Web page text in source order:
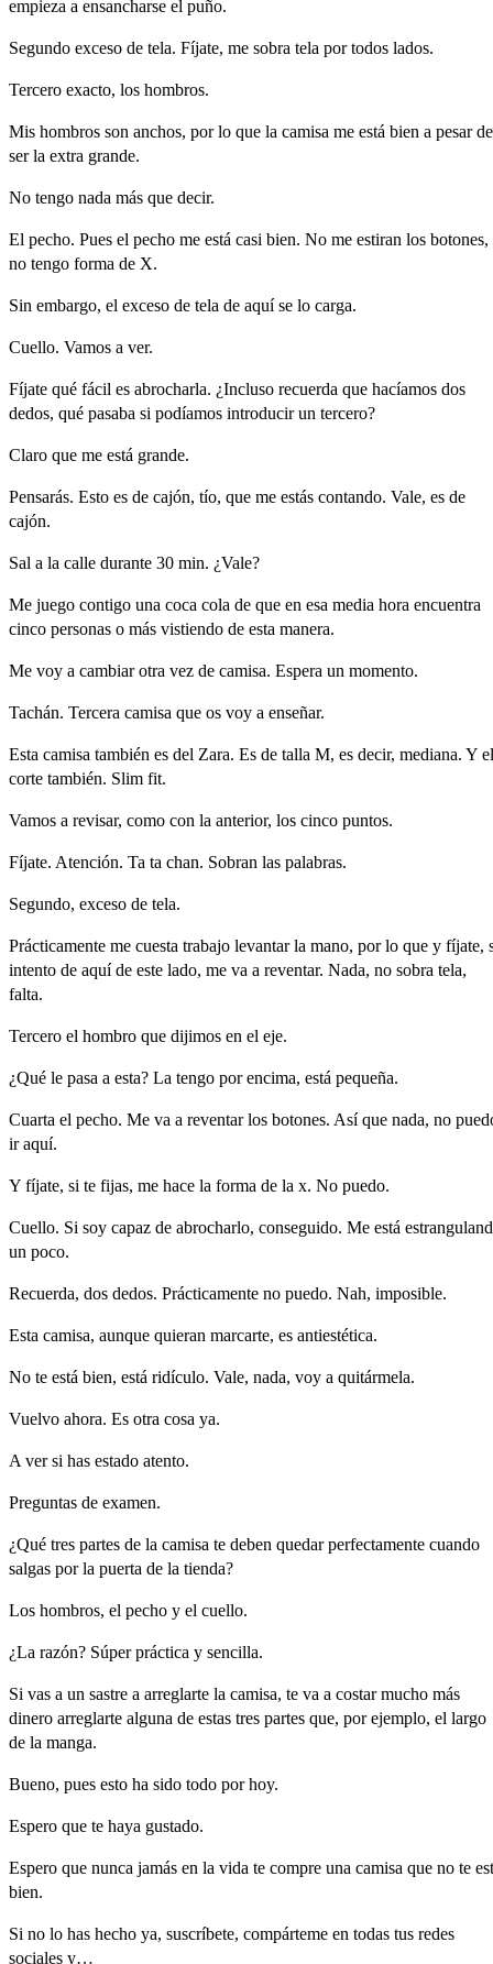
empieza a ensancharse el puño.
Segundo exceso de tela. Fíjate, me sobra tela por todos lados.
Tercero exacto, los hombros.
Mis hombros son anchos, por lo que la camisa me está bien a pesar de
ser la extra grande.
No tengo nada más que decir.
El pecho. Pues el pecho me está casi bien. No me estiran los botones,
no tengo forma de X.
Sin embargo, el exceso de tela de aquí se lo carga.
Cuello. Vamos a ver.
Fíjate qué fácil es abrocharla. ¿Incluso recuerda que hacíamos dos
dedos, qué pasaba si podíamos introducir un tercero?
Claro que me está grande.
Pensarás. Esto es de cajón, tío, que me estás contando. Vale, es de
cajón.
Sal a la calle durante 30 min. ¿Vale?
Me juego contigo una coca cola de que en esa media hora encuentra
cinco personas o más vistiendo de esta manera.
Me voy a cambiar otra vez de camisa. Espera un momento.
Tachán. Tercera camisa que os voy a enseñar.
Esta camisa también es del Zara. Es de talla M, es decir, mediana. Y el
corte también. Slim fit.
Vamos a revisar, como con la anterior, los cinco puntos.
Fíjate. Atención. Ta ta chan. Sobran las palabras.
Segundo, exceso de tela.
Prácticamente me cuesta trabajo levantar la mano, por lo que y fíjate,
intento de aquí de este lado, me va a reventar. Nada, no sobra tela,
falta.
Tercero el hombro que dijimos en el eje.
¿Qué le pasa a esta? La tengo por encima, está pequeña.
Cuarta el pecho. Me va a reventar los botones. Así que nada, no
ir aquí.
Y fíjate, si te fijas, me hace la forma de la x. No puedo.
Cuello. Si soy capaz de abrocharlo, conseguido. Me está
un poco.
Recuerda, dos dedos. Prácticamente no puedo. Nah, imposible.
Esta camisa, aunque quieran marcarte, es antiestética.
No te está bien, está ridículo. Vale, nada, voy a quitármela.
Vuelvo ahora. Es otra cosa ya.
A ver si has estado atento.
Preguntas de examen.
¿Qué tres partes de la camisa te deben quedar perfectamente cuando
salgas por la puerta de la tienda?
Los hombros, el pecho y el cuello.
¿La razón? Súper práctica y sencilla.
Si vas a un sastre a arreglarte la camisa, te va a costar mucho más
dinero arreglarte alguna de estas tres partes que, por ejemplo, el largo
de la manga.
Bueno, pues esto ha sido todo por hoy.
Espero que te haya gustado.
Espero que nunca jamás en la vida te compre una camisa que no te
bien.
Si no lo has hecho ya, suscríbete, compárteme en todas tus redes
sociales y…